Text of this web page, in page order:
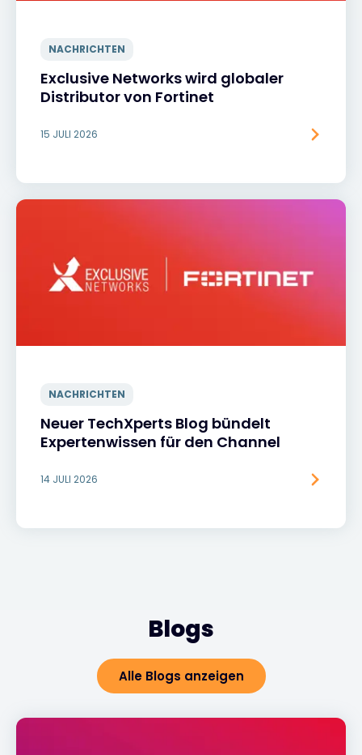
NACHRICHTEN
Exclusive Networks wird globaler
Distributor von Fortinet
15 JULI 2026
NACHRICHTEN
Neuer TechXperts Blog bündelt
Expertenwissen für den Channel
14 JULI 2026
Blogs
Alle Blogs anzeigen